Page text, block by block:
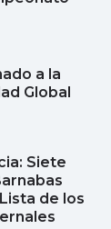
a la
Global
Siete
de los